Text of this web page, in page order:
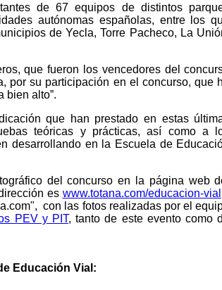
de 67 equipos de distintos
autónomas españolas, entre los
de Yecla, Torre Pacheco, La
que fueron los vencedores del
por su participación en el concurso, que
bien alto”.
que han prestado en estas
teóricas y prácticas, así como a
desarrollando en la Escuela de
del concurso en la página web
es www.totana.com/educacion-vial
con las fotos realizadas por el
PEV y PIT, tanto de este evento como
Educación Vial: